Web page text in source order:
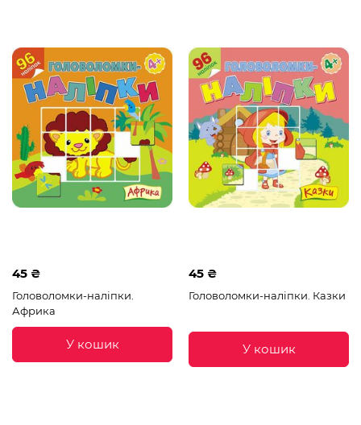
45 ₴
Головоломки-наліпки.
Африка
У кошик
45 ₴
Головоломки-наліпки. Казки
У кошик